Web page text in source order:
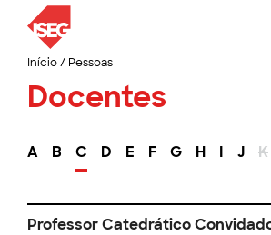
Início/ Pessoas
Docentes
A B C D E F G H I J K
Professor Catedrático